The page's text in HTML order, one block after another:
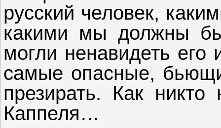
русский человек,
какими мы должны
могли ненавидеть
самые опасные,
презирать. Как никто
Каппеля…